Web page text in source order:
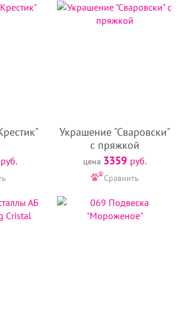
руб.
Украшение "Сваровски"
с пряжкой
цена 3359 руб.
Сравнить